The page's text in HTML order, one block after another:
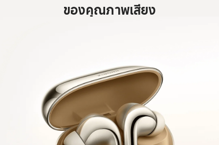
ของคุณภาพเสียง